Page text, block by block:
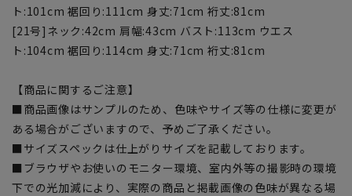
ト:101cm 裾回り:111cm 身丈:71cm 裄丈:81cm
[21号]ネック:42cm 肩幅:43cm バスト:113cm ウエス
ト:104cm 裾回り:114cm 身丈:71cm 裄丈:81cm
【商品に関するご注意】
■商品画像はサンプルのため、色味やサイズ等の仕様に変更が
ある場合がございますので、予めご了承ください。
■サイズスペックは仕上がりサイズを記載しております。
■ブラウザやお使いのモニター環境、室内外等の撮影時の環境
下での光加減により、実際の商品と掲載画像の色味が異なる場